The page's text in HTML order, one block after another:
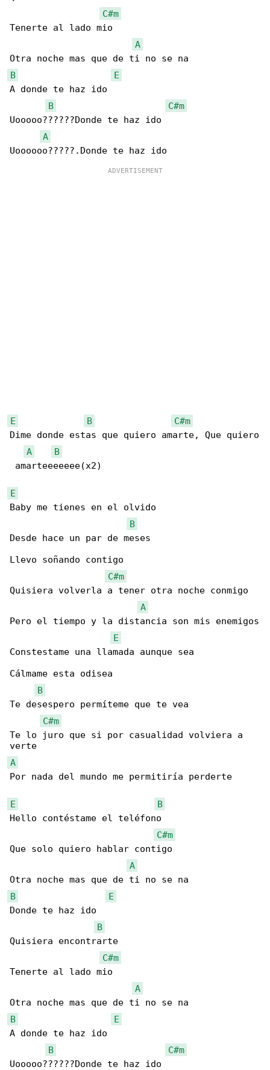
C#m
Tenerte al lado mio
A
B
E
A donde te haz ido
B
C#m
Uooooo??????Donde te haz ido
A
E B
C#m
Dime donde estas que quiero amarte, Que quiero
A
B
amarteeeeeee(x2)
E
Baby me tienes en el olvido
B
Desde hace un par de meses
Llevo soñando contigo
C#m
Quisiera volverla a tener otra noche conmigo
A
Pero el tiempo y la distancia son mis enemigos
E
Constestame una llamada aunque sea
Cálmame esta odisea
B
Te desespero permíteme que te vea
C#m
Te lo juro que si por casualidad volviera a
A
Por nada del mundo me permitiría perderte
E
B
Hello contéstame el teléfono
C#m
Que solo quiero hablar contigo
A
B
E
Donde te haz ido
B
Quisiera encontrarte
C#m
Tenerte al lado mio
A
B
E
A donde te haz ido
B
C#m
Uooooo??????Donde te haz ido